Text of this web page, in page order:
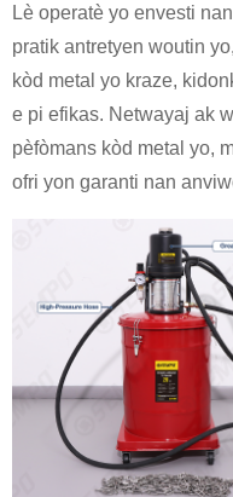
Lè operatè yo envesti
pratik antretyen woutin
kòd metal yo kraze,
e pi efikas. Netwayaj ak
pèfòmans kòd metal yo,
ofri yon garanti nan